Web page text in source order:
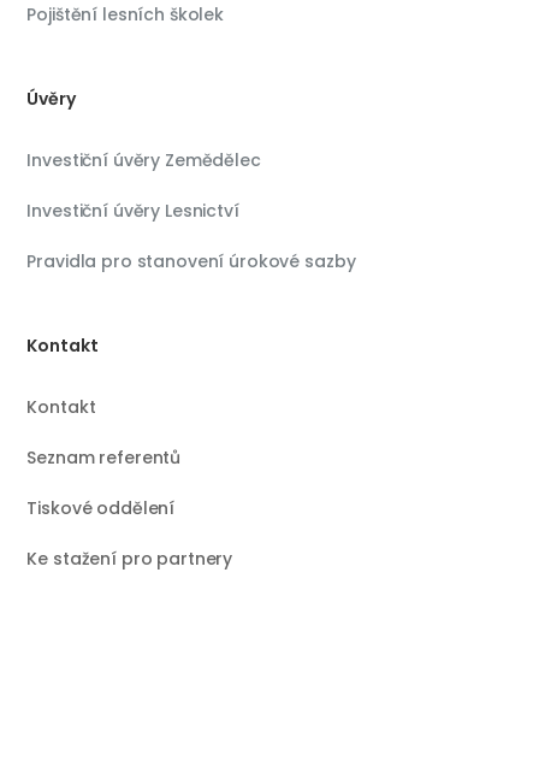
Pojištění lesních školek
Úvěry
Investiční úvěry Zemědělec
Investiční úvěry Lesnictví
Pravidla pro stanovení úrokové sazby
Kontakt
Kontakt
Seznam referentů
Tiskové oddělení
Ke stažení pro partnery